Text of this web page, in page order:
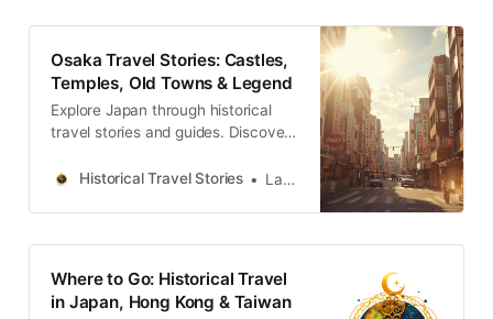
Osaka Travel Stories: Castles,
Temples, Old Towns & Legend
Explore Japan through historical
travel stories and guides. Discover
legends across regions, for
Historical Travel Stories Lawrence
Where to Go: Historical Travel
in Japan, Hong Kong & Taiwan